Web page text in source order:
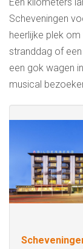
Scheveningen
heerlijke plek
stranddag of
een gok wagen
musical